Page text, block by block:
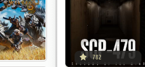
782